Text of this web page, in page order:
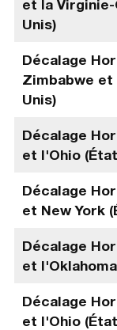
et la
Unis)
Décalage
Zimbabwe et
Unis)
Décalage
et l'Ohio
Décalage
et New York
Décalage
et
Décalage
et l'Ohio